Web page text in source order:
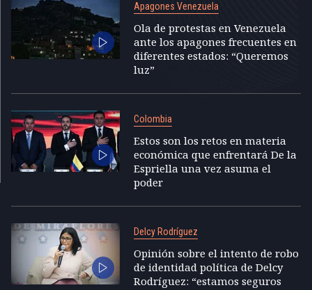
Apagones Venezuela
Ola de protestas en Venezuela
ante los apagones frecuentes en
diferentes estados: “Queremos
luz”
Colombia
Estos son los retos en materia
económica que enfrentará De la
Espriella una vez asuma el
poder
Delcy Rodríguez
Opinión sobre el intento de robo
de identidad política de Delcy
Rodríguez: “estamos seguros